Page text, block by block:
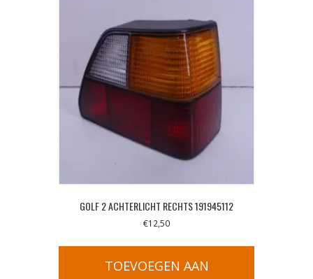
GOLF 2 ACHTERLICHT RECHTS 191945112
€12,50
TOEVOEGEN AAN